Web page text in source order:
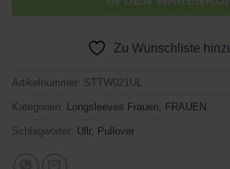
Zu Wunschliste
Artikelnummer: STTW021UL
Kategorien: Longsleeves Frauen FRAUEN
Schlagwörter: Ullr, Pullover